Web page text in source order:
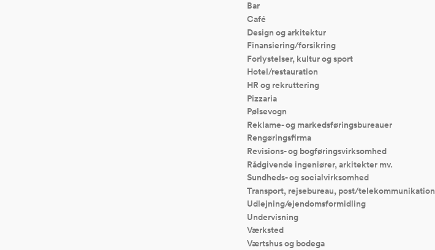
Bar
Café
Design og arkitektur
Finansiering/forsikring
Forlystelser, kultur og sport
Hotel/restauration
HR og rekruttering
Pizzaria
Pølsevogn
Reklame- og markedsføringsbureauer
Rengøringsfirma
Revisions- og bogføringsvirksomhed
Rådgivende ingeniører, arkitekter mv.
Sundheds- og socialvirksomhed
Transport, rejsebureau, post/telekommunikation
Udlejning/ejendomsformidling
Undervisning
Værksted
Værtshus og bodega